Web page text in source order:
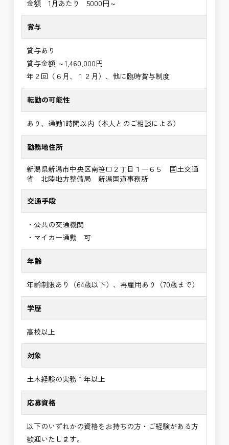
金額 1月あたり 5000円～
賞与
賞与あり
賞与金額 ～1,460,000円
年２回（６月、１２月）、他に臨時賞与制度
転勤の可能性
あり、通勤1時間以内（本人とのご相談による）
勤務地住所
新潟県新潟市中央区南笹口２丁目１ー６５ 国土交通
省 北陸地方整備局 新潟国道事務所
交通手段
・公共の交通機関
・マイカー通勤 可
年齢
年齢制限あり（64歳以下）、再雇用あり（70歳まで）
学歴
高校以上
対象
土木経験の実務１年以上
応募資格
以下のいずれかの資格をお持ちの方・ご経験がある方
歓迎いたします。